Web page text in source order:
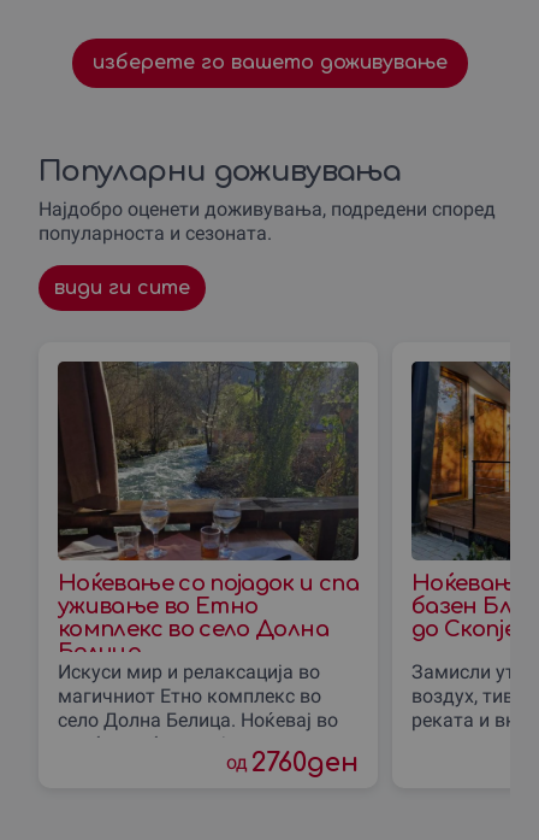
изберете го вашето доживување
Популарни доживувања
Најдобро оценети доживувања, подредени според
популарноста и сезоната.
види ги сите
Ноќевање со појадок и спа
уживање во Етно
комплекс во село Долна
Белица
Искуси мир и релаксација во
магичниот Етно комплекс во
село Долна Белица. Ноќевај во
удобна соба со појадок, користи
го спа центар и уживај
од 2760ден
Ноќевање
базен
до Скопjе
Замисли
воздух,
реката и